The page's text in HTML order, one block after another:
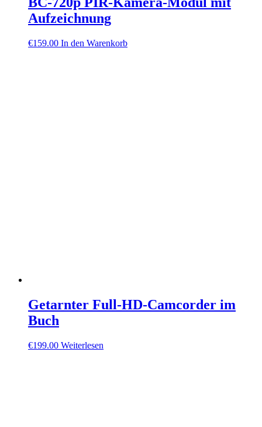
Aufzeichnung
€159.00 In den Warenkorb
Getarnter Full-HD-Camcorder im
Buch
€199.00 Weiterlesen